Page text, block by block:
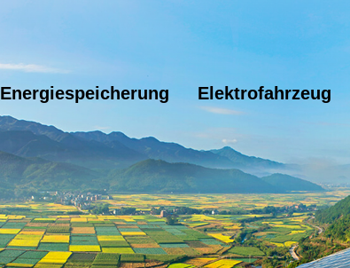
Energiespeicherung Elektrofahrzeug